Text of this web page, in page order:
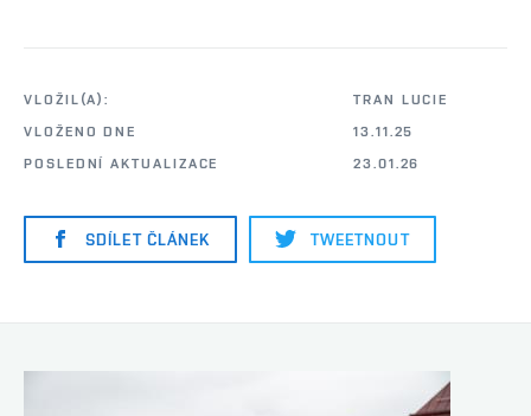
VLOŽIL(A):
TRAN LUCIE
VLOŽENO DNE
13.11.25
POSLEDNÍ AKTUALIZACE
23.01.26
SDÍLET ČLÁNEK TWEETNOUT